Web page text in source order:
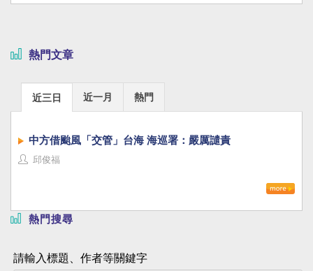
熱門文章
近三日 近一月 熱門
中方借颱風「交管」台海 海巡署：嚴厲譴責
邱俊福
熱門搜尋
請輸入標題、作者等關鍵字